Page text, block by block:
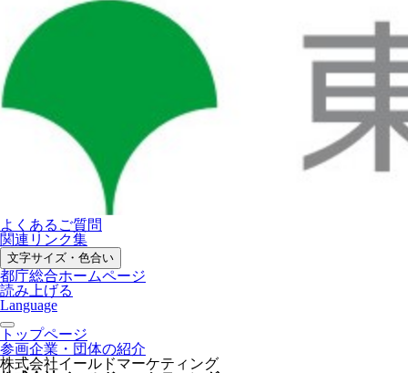
よくあるご質問
関連リンク集
文字サイズ・色合い
都庁総合ホームページ
読み上げる
Language
トップページ
参画企業・団体の紹介
株式会社イールドマーケティング